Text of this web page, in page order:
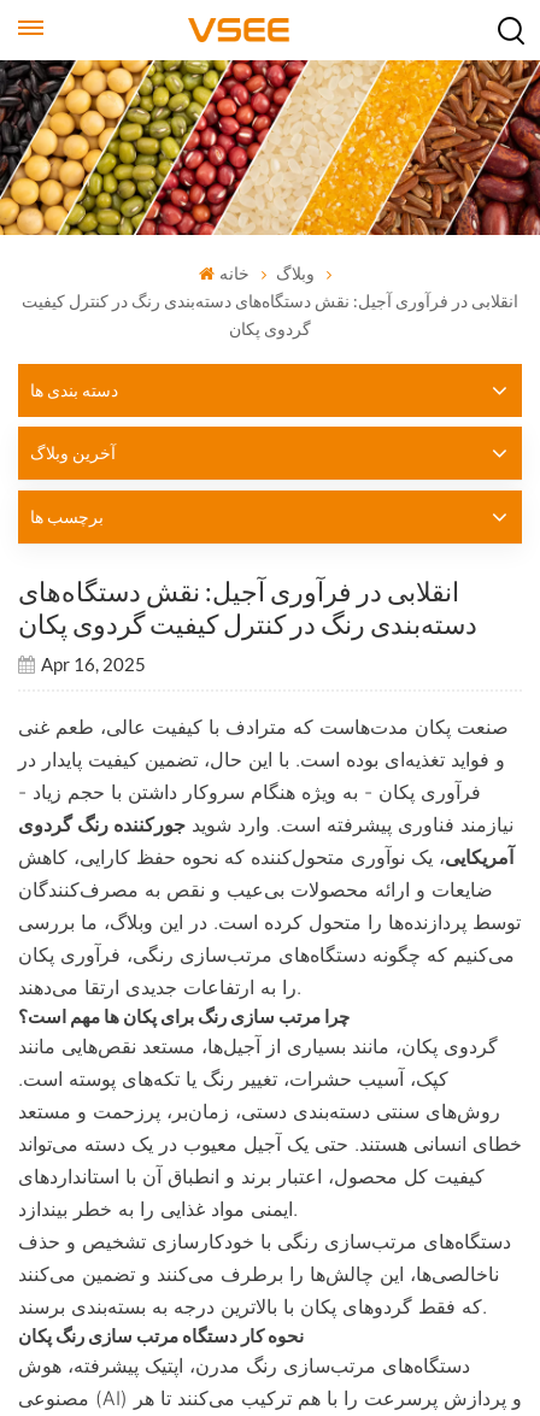
خانه
وبلاگ
انقلابی در فرآوری آجیل: نقش دستگاه‌های دسته‌بندی رنگ در کنترل کیفیت
گردوی پکان
دسته بندی ها
آخرین وبلاگ
برچسب ها
انقلابی در فرآوری آجیل: نقش دستگاه‌های
دسته‌بندی رنگ در کنترل کیفیت گردوی پکان
Apr 16, 2025
صنعت پکان مدت‌هاست که مترادف با کیفیت عالی، طعم غنی
و فواید تغذیه‌ای بوده است. با این حال، تضمین کیفیت پایدار در
فرآوری پکان - به ویژه هنگام سروکار داشتن با حجم زیاد -
نیازمند فناوری پیشرفته است. وارد شوید جورکننده رنگ گردوی
آمریکایی، یک نوآوری متحول‌کننده که نحوه حفظ کارایی، کاهش
ضایعات و ارائه محصولات بی‌عیب و نقص به مصرف‌کنندگان
توسط پردازنده‌ها را متحول کرده است. در این وبلاگ، ما بررسی
می‌کنیم که چگونه دستگاه‌های مرتب‌سازی رنگی، فرآوری پکان
را به ارتفاعات جدیدی ارتقا می‌دهند.
چرا مرتب سازی رنگ برای پکان ها مهم است؟
گردوی پکان، مانند بسیاری از آجیل‌ها، مستعد نقص‌هایی مانند
کپک، آسیب حشرات، تغییر رنگ یا تکه‌های پوسته است.
روش‌های سنتی دسته‌بندی دستی، زمان‌بر، پرزحمت و مستعد
خطای انسانی هستند. حتی یک آجیل معیوب در یک دسته می‌تواند
کیفیت کل محصول، اعتبار برند و انطباق آن با استانداردهای
ایمنی مواد غذایی را به خطر بیندازد.
دستگاه‌های مرتب‌سازی رنگی با خودکارسازی تشخیص و حذف
ناخالصی‌ها، این چالش‌ها را برطرف می‌کنند و تضمین می‌کنند
که فقط گردوهای پکان با بالاترین درجه به بسته‌بندی برسند.
نحوه کار دستگاه مرتب سازی رنگ پکان
دستگاه‌های مرتب‌سازی رنگ مدرن، اپتیک پیشرفته، هوش
مصنوعی (AI) و پردازش پرسرعت را با هم ترکیب می‌کنند تا هر